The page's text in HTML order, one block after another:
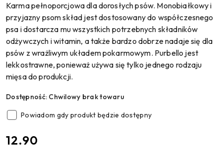
Karma pełnoporcjowa dla dorosłych psów. Monobiałkowy i
przyjazny psom skład jest dostosowany do współczesnego
psa i dostarcza mu wszystkich potrzebnych składników
odżywczych i witamin, a także bardzo dobrze nadaje się dla
psów z wrażliwym układem pokarmowym. Purbello jest
lekkostrawne, ponieważ używa się tylko jednego rodzaju
mięsa do produkcji.
Dostępność: Chwilowy brak towaru
Powiadom gdy produkt będzie dostępny
cena:
12.90